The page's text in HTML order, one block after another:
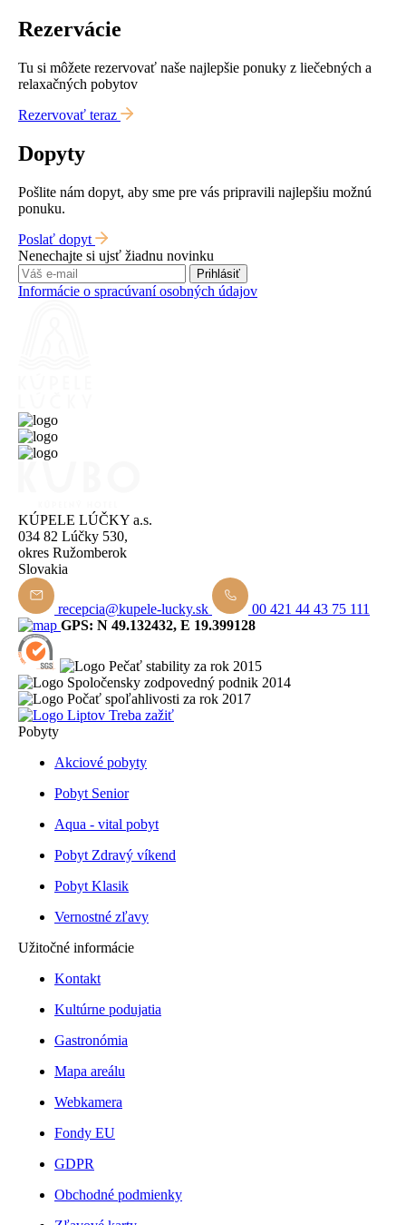
Rezervácie
Tu si môžete rezervovať naše najlepšie ponuky z liečebných a
relaxačných pobytov
Rezervovať teraz
Dopyty
Pošlite nám dopyt, aby sme pre vás pripravili najlepšiu možnú
ponuku.
Poslať dopyt
Nenechajte si ujsť žiadnu novinku
Prihlásiť
Informácie o spracúvaní osobných údajov
KÚPELE LÚČKY a.s.
034 82 Lúčky 530,
okres Ružomberok
Slovakia
recepcia@kupele-lucky.sk
00 421 44 43 75 111
GPS: N 49.132432, E 19.399128
Pobyty
Akciové pobyty
Pobyt Senior
Aqua - vital pobyt
Pobyt Zdravý víkend
Pobyt Klasik
Vernostné zľavy
Užitočné informácie
Kontakt
Kultúrne podujatia
Gastronómia
Mapa areálu
Webkamera
Fondy EU
GDPR
Obchodné podmienky